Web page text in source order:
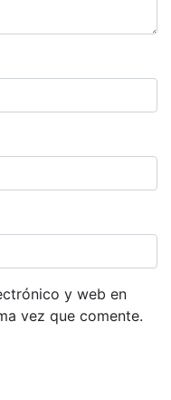
y web en
vez que comente.